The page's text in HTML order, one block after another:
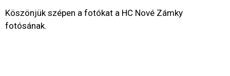
Köszönjük szépen a fotókat a HC Nové Zámky
fotósának.